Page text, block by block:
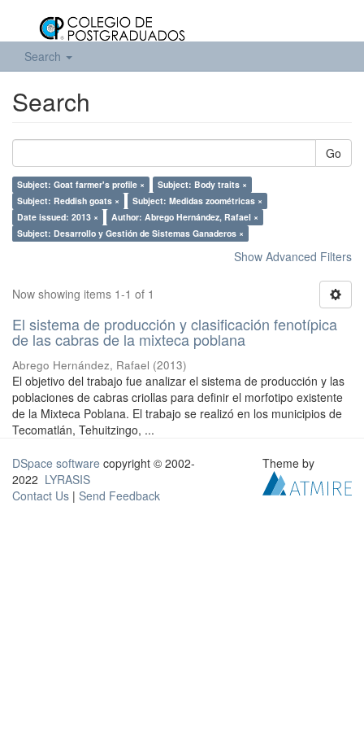
Search
Search
Go
Subject: Goat farmer's profile ×
Subject: Body traits ×
Subject: Reddish goats ×
Subject: Medidas zoométricas ×
Date issued: 2013 ×
Author: Abrego Hernández, Rafael ×
Subject: Desarrollo y Gestión de Sistemas Ganaderos ×
Show Advanced Filters
Now showing items 1-1 of 1
El sistema de producción y clasificación fenotípica
de las cabras de la mixteca poblana
Abrego Hernández, Rafael (2013)
El objetivo del trabajo fue analizar el sistema de producción y las
poblaciones de cabras criollas para definir el morfotipo existente
de la Mixteca Poblana. El trabajo se realizó en los municipios de
Tecomatlán, Tehuitzingo, ...
DSpace software copyright © 2002-
2022 LYRASIS
Contact Us | Send Feedback
Theme by